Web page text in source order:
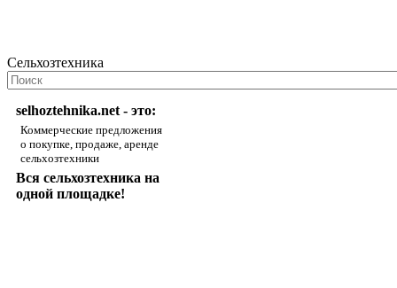
Сельхозтехника
selhoztehnika.net - это:
Коммерческие предложения
о покупке, продаже, аренде
сельхозтехники
Вся сельхозтехника на
одной площадке!